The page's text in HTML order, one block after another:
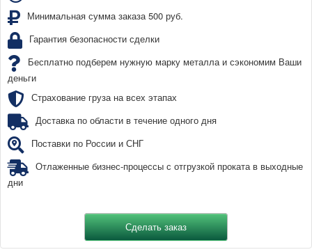
Минимальная сумма заказа 500 руб.
Гарантия безопасности сделки
Бесплатно подберем нужную марку металла и сэкономим Ваши
деньги
Страхование груза на всех этапах
Доставка по области в течение одного дня
Поставки по России и СНГ
Отлаженные бизнес-процессы с отгрузкой проката в выходные
дни